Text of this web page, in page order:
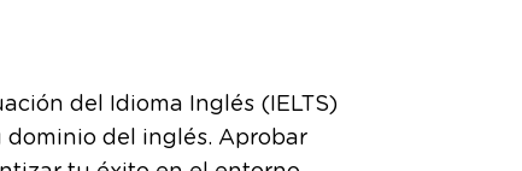
del Idioma Inglés (IELTS)
del inglés. Aprobar